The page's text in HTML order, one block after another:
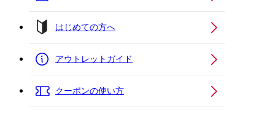
はじめての方へ
アウトレットガイド
クーポンの使い方